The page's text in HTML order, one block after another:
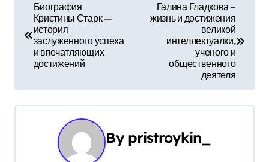
г
Биография
Кристины Старк —
история
заслуженного успеха
и впечатляющих
достижений
Галина Гладкова –
жизнь и достижения
великой
интеллектуалки,
ученого и
общественного
деятеля
By pristroykin_